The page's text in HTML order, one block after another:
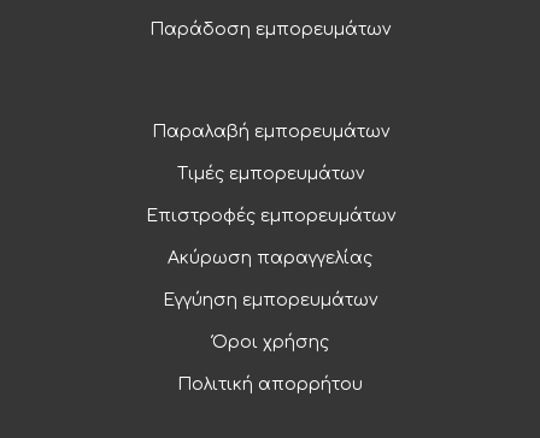
Παράδοση εμπορευμάτων
Παραλαβή εμπορευμάτων
Τιμές εμπορευμάτων
Επιστροφές εμπορευμάτων
Ακύρωση παραγγελίας
Εγγύηση εμπορευμάτων
Όροι χρήσης
Πολιτική απορρήτου